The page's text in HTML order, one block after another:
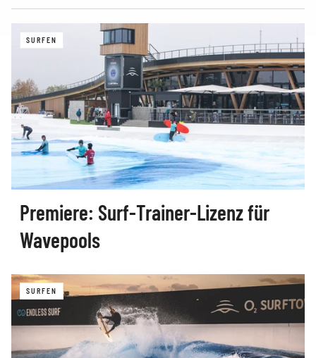
SURFEN
Premiere: Surf‑Trainer‑Lizenz für
Wavepools
SURFEN